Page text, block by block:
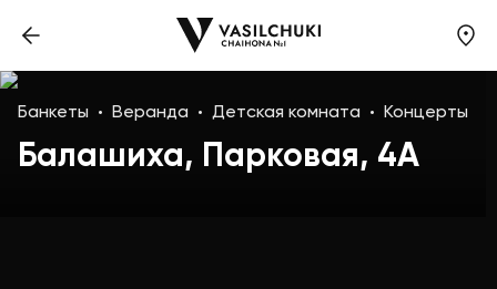
Банкеты Веранда Детская комната Концерты
Балашиха, Парковая, 4А